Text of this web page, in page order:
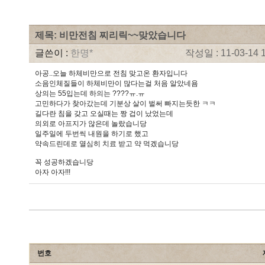
제목: 비만전침 찌리릭~~맞았습니다
글쓴이 : 한명* 작성일 : 11-03-14
아공..오늘 하체비만으로 전침 맞고온 환자입니다
소음인체질들이 하체비만이 많다는걸 처음 알았네욤
상의는 55입는데 하의는 ????ㅠ.ㅠ
고민하다가 찾아갔는데 기분상 살이 벌써 빠지는듯한 ㅋㅋ
길다란 침을 갖고 오실때는 짱 겁이 났었는데
의외로 아프지가 않은데 놀랐습니당
일주일에 두번씩 내원을 하기로 했고
약속드린데로 열심히 치료 받고 약 먹겠습니당
꼭 성공하겠습니당
아자 아자!!!
번호